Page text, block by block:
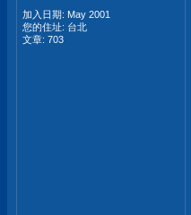
加入日期: May 2001
您的住址: 台北
文章: 703